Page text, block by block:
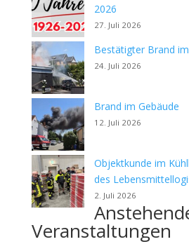
2026
27. Juli 2026
Bestätigter Brand
24. Juli 2026
Brand im Gebäude
12. Juli 2026
Objektkunde im
des
2. Juli 2026
Veranstaltungen